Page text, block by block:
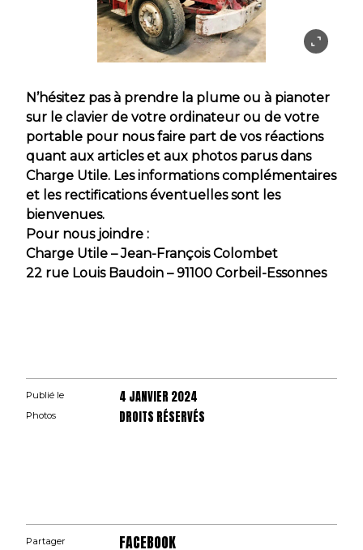
N’hésitez pas à prendre la plume ou à pianoter
sur le clavier de votre ordinateur ou de votre
portable pour nous faire part de vos réactions
quant aux articles et aux photos parus dans
Charge Utile. Les informations complémentaires
et les rectifications éventuelles sont les
bienvenues.
Pour nous joindre :
Charge Utile – Jean-François Colombet
22 rue Louis Baudoin – 91100 Corbeil-Essonnes
Publié le 4 JANVIER 2024
Photos DROITS RÉSERVÉS
Partager FACEBOOK